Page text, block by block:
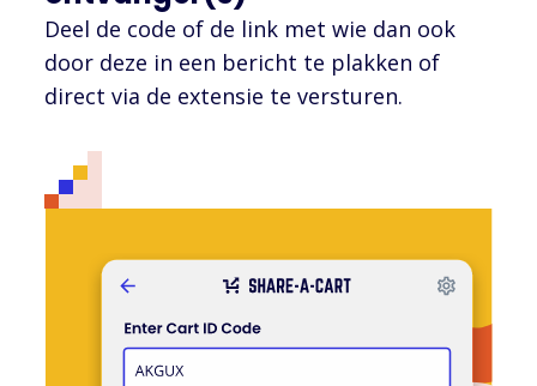
Deel de code of de link met wie dan ook
door deze in een bericht te plakken of
direct via de extensie te versturen.